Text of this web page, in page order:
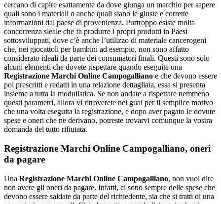
cercano di capire esattamente da dove giunga un marchio per sapere
quali sono i materiali o anche quali siano le giuste e corrette
informazioni dal paese di provenienza. Purtroppo esiste molta
concorrenza sleale che fa produrre i propri prodotti in Paesi
sottosviluppati, dove c’è anche l’utilizzo di materiale cancerogeni
che, nei giocattoli per bambini ad esempio, non sono affatto
considerato ideali da parte dei consumatori finali. Questi sono solo
alcuni elementi che dovete rispettare quando eseguite una
Registrazione Marchi Online Campogalliano e che devono essere
poi prescritti e redatti in una relazione dettagliata, essa si presenta
insieme a tutta la modulistica. Se non andate a rispettare nemmeno
questi parametri, allora vi ritroverete nei guai per il semplice motivo
che una volta eseguita la registrazione, e dopo aver pagato le dovute
spese e oneri che ne derivano, potreste trovarvi comunque la vostra
domanda del tutto rifiutata.
Registrazione Marchi Online Campogalliano, oneri
da pagare
Una Registrazione Marchi Online Campogalliano, non vuol dire
non avere gli oneri da pagare. Infatti, ci sono sempre delle spese che
devono essere saldate da parte del richiedente, sia che si tratti di una